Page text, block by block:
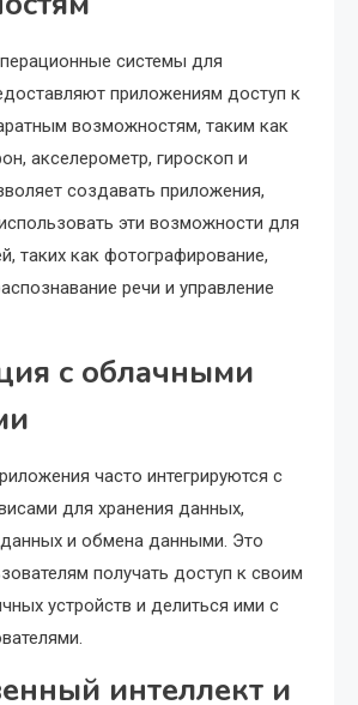
системы для
приложениям доступ к
возможностям, таким как
акселерометр, гироскоп и
создавать приложения,
эти возможности для
таких как фотографирование,
речи и управление
с облачными
часто интегрируются с
для хранения данных,
и обмена данными. Это
получать доступ к своим
устройств и делиться ими с
интеллект и